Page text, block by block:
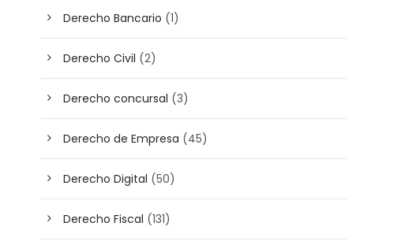
Derecho Bancario (1)
Derecho Civil (2)
Derecho concursal (3)
Derecho de Empresa (45)
Derecho Digital (50)
Derecho Fiscal (131)